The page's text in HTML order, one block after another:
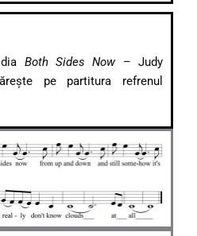
Both Sides Now – Judy
pe partitura refrenul